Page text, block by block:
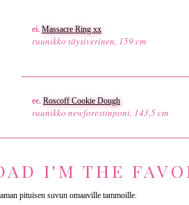
ei. Massacre Ring xx
ruunikko täysiverinen, 159 cm
ee. Roscoff Cookie Dough
ruunikko newforestinponi, 143,5 cm
I'M THE
pituisen suvun omaaville tammoille.